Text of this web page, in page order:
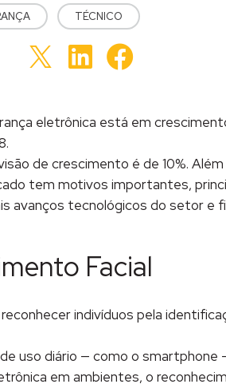
TÉCNICO
Clique
compartilhar
janela)
Clique
para
compartilhar
eletrônica está em
de crescimento é de 10%.
tem motivos importantes,
avanços tecnológicos do setor e
Facial
indivíduos pela
uso diário — como o
em ambientes, o